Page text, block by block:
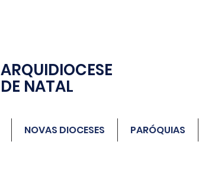
ARQUIDIOCESE
DE NATAL
NOVAS DIOCESES PARÓQUIAS